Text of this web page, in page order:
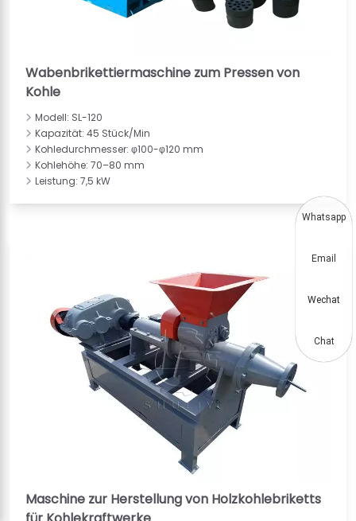
Wabenbrikettiermaschine zum Pressen von
Kohle
Modell: SL-120
Kapazität: 45 Stück/Min
Kohledurchmesser: φ100-φ120 mm
Kohlehöhe: 70–80 mm
Leistung: 7,5 kW
Maschine zur Herstellung von Holzkohlebriketts
Whatsapp
Email
Wechat
Chat